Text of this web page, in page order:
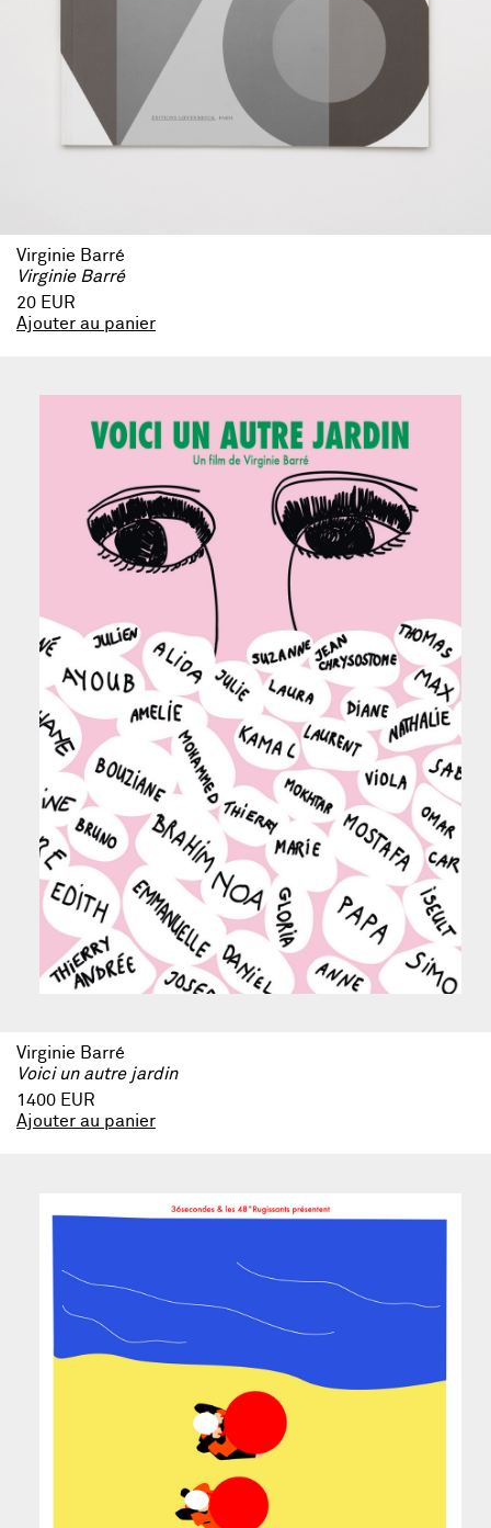
Virginie Barré
Virginie Barré
20 EUR
Ajouter au panier
Virginie Barré
Voici un autre jardin
1400 EUR
Ajouter au panier